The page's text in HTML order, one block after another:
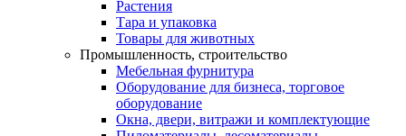
Растения
Тара и упаковка
Товары для животных
Промышленность, строительство
Мебельная фурнитура
Оборудование для бизнеса, торговое
оборудование
Окна, двери, витражи и комплектующие